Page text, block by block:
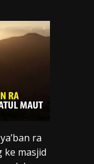
ra
ke masjid